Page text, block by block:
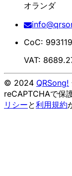
オランダ
CoC:
VAT:
© 2024 QRSong!
reCAPTCHAで保
リシーと利用規約